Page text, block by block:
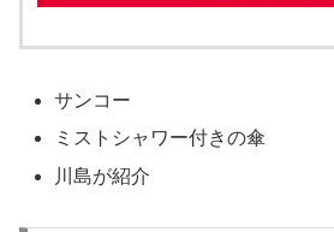
サンコー
ミストシャワー付きの傘
川島が紹介